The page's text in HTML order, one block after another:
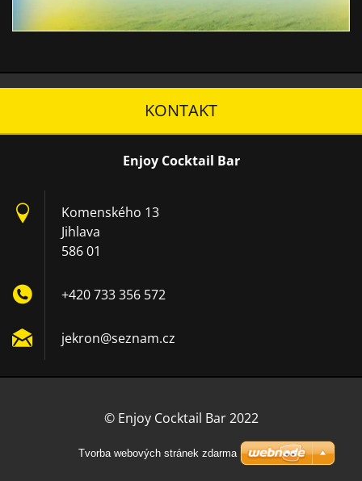
KONTAKT
Enjoy Cocktail Bar
Komenského 13
Jihlava
586 01
+420 733 356 572
jekron@seznam.cz
© Enjoy Cocktail Bar 2022
Tvorba webových stránek zdarma